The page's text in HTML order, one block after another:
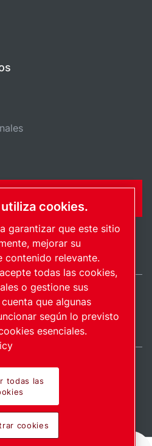
cookies © 2026 Copyright.
/ ES
cookies.
garantizar que este sitio
mejorar su
contenido relevante.
todas las cookies,
o gestione sus
que algunas
según lo previsto
esenciales.
todas las
cookies